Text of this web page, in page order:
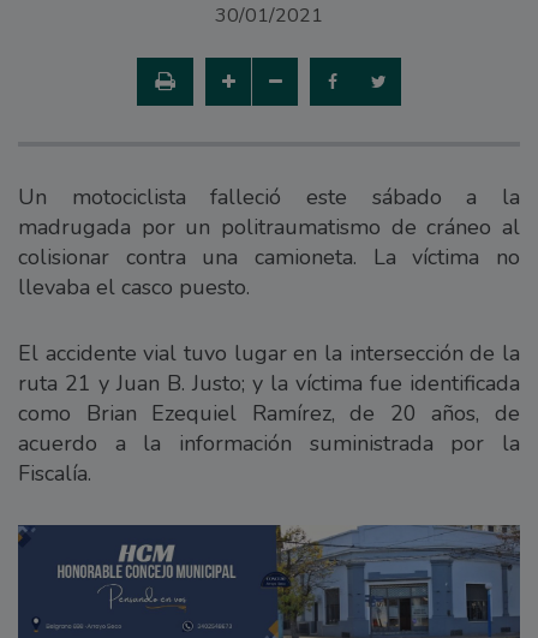
30/01/2021
Un motociclista falleció este sábado a la
madrugada por un politraumatismo de cráneo al
colisionar contra una camioneta. La víctima no
llevaba el casco puesto.
El accidente vial tuvo lugar en la intersección de la
ruta 21 y Juan B. Justo; y la víctima fue identificada
como Brian Ezequiel Ramírez, de 20 años, de
acuerdo a la información suministrada por la
Fiscalía.